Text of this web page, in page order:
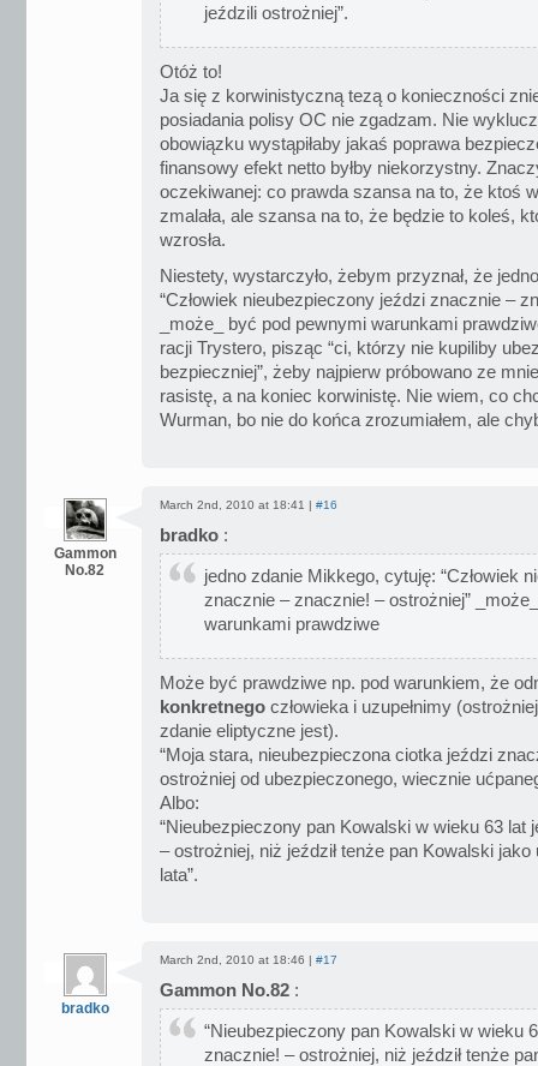
jeździli ostrożniej”.
Otóż to!
Ja się z korwinistyczną tezą o konieczności
posiadania polisy OC nie zgadzam. Nie
obowiązku wystąpiłaby jakaś poprawa
finansowy efekt netto byłby niekorzystny.
oczekiwanej: co prawda szansa na to, że ktoś
zmalała, ale szansa na to, że będzie to koleś,
wzrosła.
Niestety, wystarczyło, żebym przyznał, że
“Człowiek nieubezpieczony jeździ znacznie –
_może_ być pod pewnymi warunkami
racji Trystero, pisząc “ci, którzy nie kupiliby
bezpieczniej”, żeby najpierw próbowano ze
rasistę, a na koniec korwinistę. Nie wiem, co
Wurman, bo nie do końca zrozumiałem, ale
Gammon
No.82
March 2nd, 2010 at 18:41 | #16
bradko :
jedno zdanie Mikkego, cytuję: “Człowiek
znacznie – znacznie! – ostrożniej”
warunkami prawdziwe
Może być prawdziwe np. pod warunkiem, że
konkretnego człowieka i uzupełnimy
zdanie eliptyczne jest).
“Moja stara, nieubezpieczona ciotka jeździ
ostrożniej od ubezpieczonego, wiecznie
Albo:
“Nieubezpieczony pan Kowalski w wieku 63 lat
– ostrożniej, niż jeździł tenże pan Kowalski
lata”.
bradko
March 2nd, 2010 at 18:46 | #17
Gammon No.82 :
“Nieubezpieczony pan Kowalski w wieku
znacznie! – ostrożniej, niż jeździł tenże